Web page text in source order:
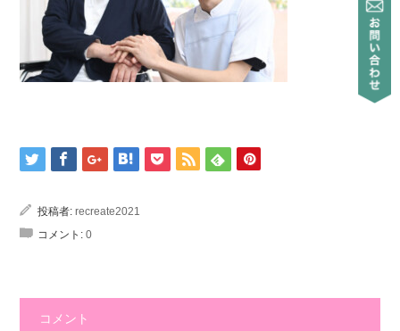
投稿者: recreate2021
コメント: 0
コメント